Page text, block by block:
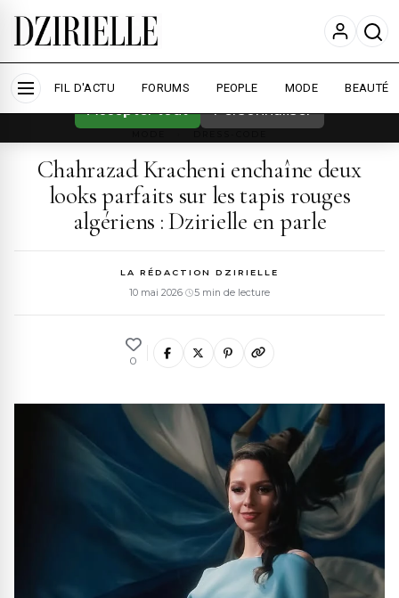
Nous utilisons des cookies pour améliorer
votre expérience et mesurer l'audience. En
Accepter tout Personnaliser
FIL D'ACTU FORUMS PEOPLE MODE BEAUTÉ
Chahrazad Kracheni enchaîne deux
looks parfaits sur les tapis rouges
algériens : Dzirielle en parle
LA RÉDACTION DZIRIELLE
10 mai 2026· 5 min de lecture
0